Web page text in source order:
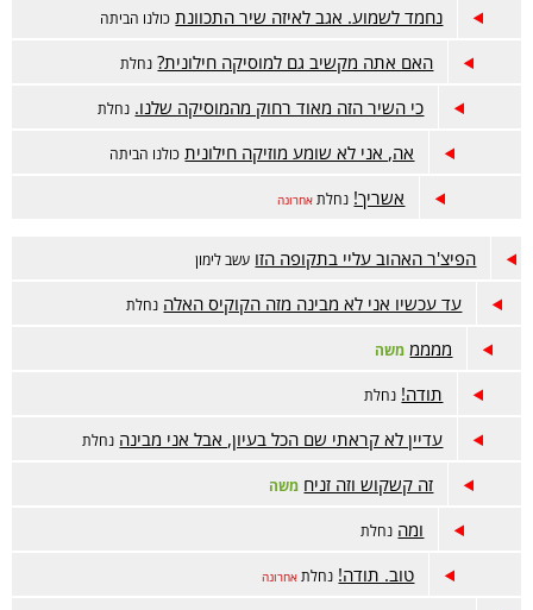
נחמד לשמוע. אגב לאיזה שיר התכוונת כולנו הביתה
האם אתה מקשיב גם למוסיקה חילונית? נחלת
כי השיר הזה מאוד רחוק מהמוסיקה שלנו. נחלת
אה, אני לא שומע מוזיקה חילונית כולנו הביתה
אשריך! נחלת אחרונה
הפיצ'ר האהוב עליי בתקופה הזו עשב לימון
עד עכשיו אני לא מבינה מזה הקוקיס האלה נחלת
ממממ משה
תודה! נחלת
עדיין לא קראתי שם הכל בעיון, אבל אני מבינה נחלת
זה קשקוש וזה זניח משה
ומה נחלת
טוב. תודה! נחלת אחרונה